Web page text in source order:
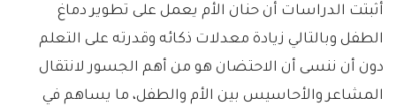
أثبتت الدراسات أن حنان الأم يعمل على تطوير دماغ
الطفل وبالتالي زيادة معدلات ذكائه وقدرته على التعلم
دون أن ننسى أن الاحتضان هو من أهم الجسور لانتقال
المشاعر والأحاسيس بين الأم والطفل، ما يساهم في